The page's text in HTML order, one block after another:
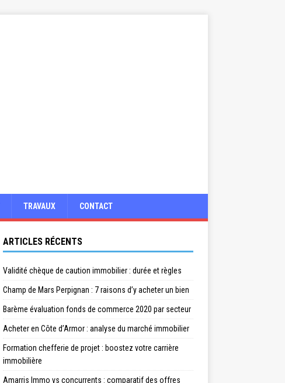
TRAVAUX CONTACT
ARTICLES RÉCENTS
Validité chèque de caution immobilier : durée et règles
Champ de Mars Perpignan : 7 raisons d’y acheter un bien
Barème évaluation fonds de commerce 2020 par secteur
Acheter en Côte d’Armor : analyse du marché immobilier
Formation chefferie de projet : boostez votre carrière
immobilière
Amarris Immo vs concurrents : comparatif des offres